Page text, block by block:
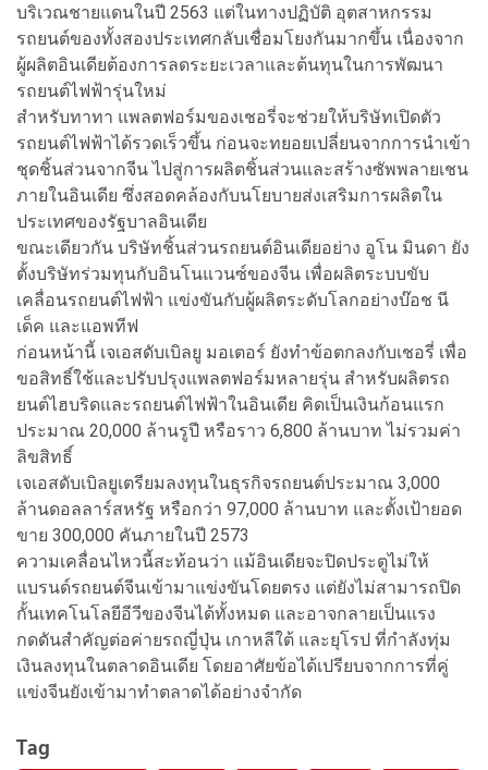
บริเวณชายแดนในปี 2563 แต่ในทางปฏิบัติ อุตสาหกรรม
รถยนต์ของทั้งสองประเทศกลับเชื่อมโยงกันมากขึ้น เนื่องจาก
ผู้ผลิตอินเดียต้องการลดระยะเวลาและต้นทุนในการพัฒนา
รถยนต์ไฟฟ้ารุ่นใหม่
สำหรับทาทา แพลตฟอร์มของเชอรี่จะช่วยให้บริษัทเปิดตัว
รถยนต์ไฟฟ้าได้รวดเร็วขึ้น ก่อนจะทยอยเปลี่ยนจากการนำเข้า
ชุดชิ้นส่วนจากจีน ไปสู่การผลิตชิ้นส่วนและสร้างซัพพลายเชน
ภายในอินเดีย ซึ่งสอดคล้องกับนโยบายส่งเสริมการผลิตใน
ประเทศของรัฐบาลอินเดีย
ขณะเดียวกัน บริษัทชิ้นส่วนรถยนต์อินเดียอย่าง อูโน มินดา ยัง
ตั้งบริษัทร่วมทุนกับอินโนแวนซ์ของจีน เพื่อผลิตระบบขับ
เคลื่อนรถยนต์ไฟฟ้า แข่งขันกับผู้ผลิตระดับโลกอย่างบ๊อช นี
เด็ค และแอพทีฟ
ก่อนหน้านี้ เจเอสดับเบิลยู มอเตอร์ ยังทำข้อตกลงกับเชอรี่ เพื่อ
ขอสิทธิ์ใช้และปรับปรุงแพลตฟอร์มหลายรุ่น สำหรับผลิตรถ
ยนต์ไฮบริดและรถยนต์ไฟฟ้าในอินเดีย คิดเป็นเงินก้อนแรก
ประมาณ 20,000 ล้านรูปี หรือราว 6,800 ล้านบาท ไม่รวมค่า
ลิขสิทธิ์
เจเอสดับเบิลยูเตรียมลงทุนในธุรกิจรถยนต์ประมาณ 3,000
ล้านดอลลาร์สหรัฐ หรือกว่า 97,000 ล้านบาท และตั้งเป้ายอด
ขาย 300,000 คันภายในปี 2573
ความเคลื่อนไหวนี้สะท้อนว่า แม้อินเดียจะปิดประตูไม่ให้
แบรนด์รถยนต์จีนเข้ามาแข่งขันโดยตรง แต่ยังไม่สามารถปิด
กั้นเทคโนโลยีอีวีของจีนได้ทั้งหมด และอาจกลายเป็นแรง
กดดันสำคัญต่อค่ายรถญี่ปุ่น เกาหลีใต้ และยุโรป ที่กำลังทุ่ม
เงินลงทุนในตลาดอินเดีย โดยอาศัยข้อได้เปรียบจากการที่คู่
แข่งจีนยังเข้ามาทำตลาดได้อย่างจำกัด
Tag